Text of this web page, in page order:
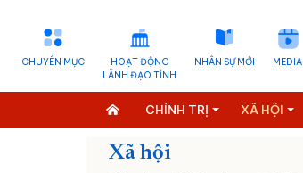
CHUYÊN MỤC
HOẠT ĐỘNG
LÃNH ĐẠO TỈNH
NHÂN SỰ MỚI MEDIA
CHÍNH TRỊ XÃ HỘI
Xã hội